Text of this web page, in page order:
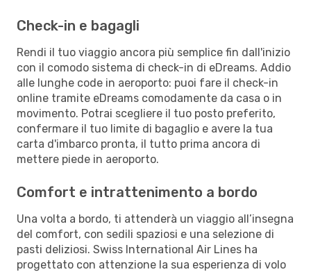
Check-in e bagagli
Rendi il tuo viaggio ancora più semplice fin dall'inizio
con il comodo sistema di check-in di eDreams. Addio
alle lunghe code in aeroporto: puoi fare il check-in
online tramite eDreams comodamente da casa o in
movimento. Potrai scegliere il tuo posto preferito,
confermare il tuo limite di bagaglio e avere la tua
carta d'imbarco pronta, il tutto prima ancora di
mettere piede in aeroporto.
Comfort e intrattenimento a bordo
Una volta a bordo, ti attenderà un viaggio all’insegna
del comfort, con sedili spaziosi e una selezione di
pasti deliziosi. Swiss International Air Lines ha
progettato con attenzione la sua esperienza di volo